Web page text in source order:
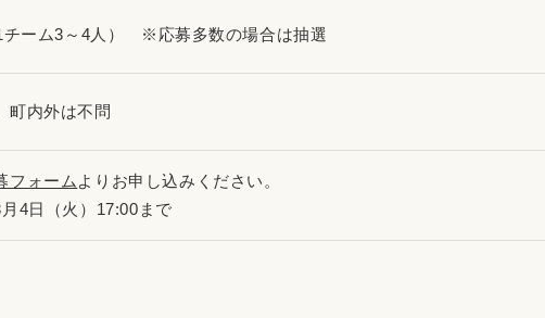
チーム3～4人） ※応募多数の場合は抽選
町内外は不問
フォーム よりお申し込みください。
4日（火）17:00まで